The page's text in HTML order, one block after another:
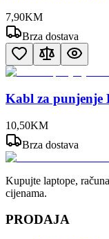
7,90KM
Brza dostava
Kabl za punjenje
10,50KM
Brza dostava
Kupujte laptope,
cijenama.
PRODAJA